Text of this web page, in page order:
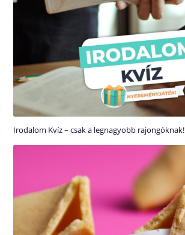
Irodalom Kvíz – csak a legnagyobb rajongóknak!